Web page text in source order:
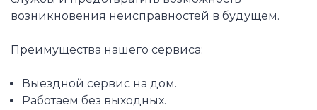
возникновения неисправностей в будущем.
Преимущества нашего сервиса:
Выездной сервис на дом.
Работаем без выходных.